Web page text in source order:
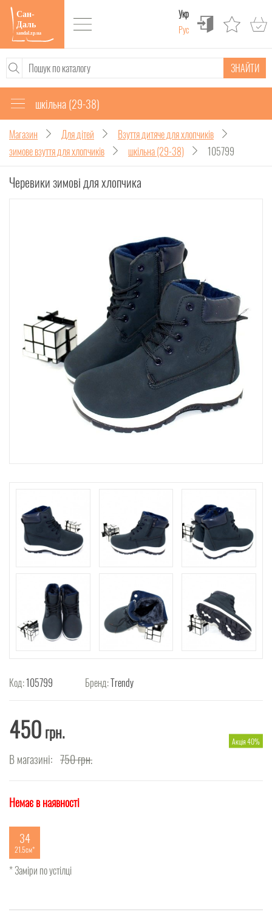
Укр
Рус
ЗНАЙТИ
шкільна (29-38)
Магазин Для дітей
Взуття дитяче для хлопчиків
зимове взуття для хлопчиків
шкільна (29-38) 105799
Черевики зимові для хлопчика
Код:105799 Бренд:Trendy
450грн.
В магазині: 750грн.
Акція 40%
Немає в наявності
34
21.5см
* Заміри по устілці